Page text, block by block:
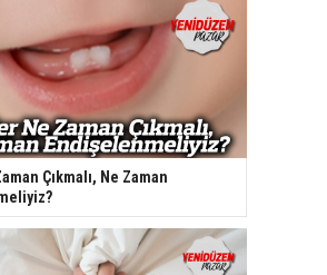
Çıkmalı, Ne Zaman